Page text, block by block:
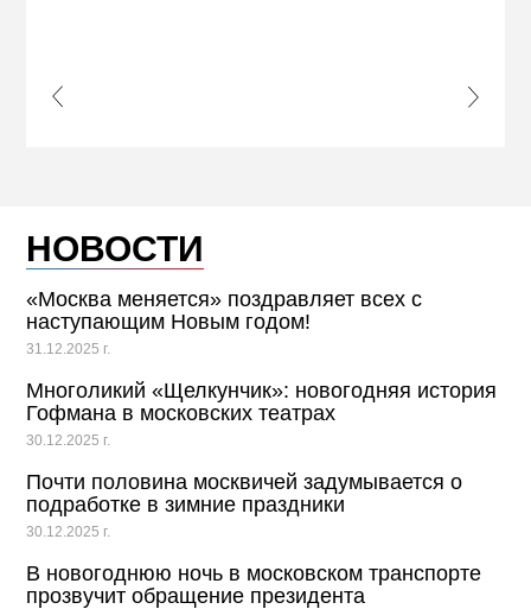
Slide
Next
НОВОСТИ
«Москва меняется» поздравляет всех с
наступающим Новым годом!
31.12.2025 г.
Многоликий «Щелкунчик»: новогодняя история
Гофмана в московских театрах
30.12.2025 г.
Почти половина москвичей задумывается о
подработке в зимние праздники
30.12.2025 г.
В новогоднюю ночь в московском транспорте
прозвучит обращение президента